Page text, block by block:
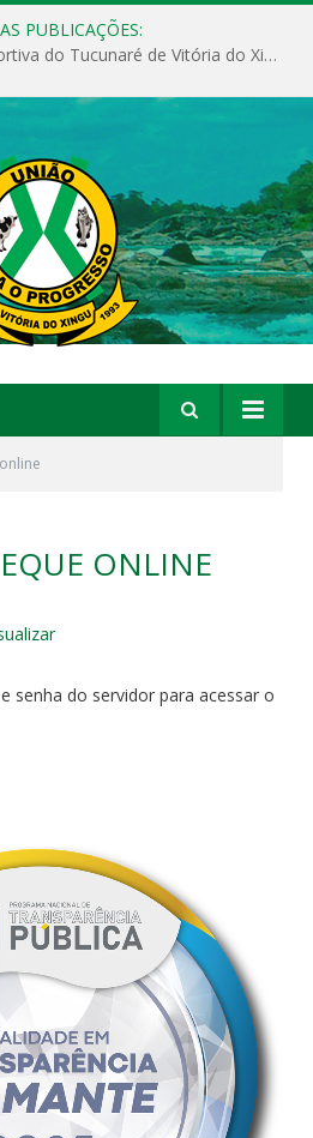
PUBLICAÇÕES:
4º Torneio de Pesca Esportiva do Tucunaré de Vitória do Xingu
ONLINE
senha do servidor para acessar o